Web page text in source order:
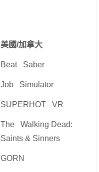
美國/加拿大
Beat Saber
Job Simulator
SUPERHOT VR
The Walking Dead:
Saints & Sinners
GORN